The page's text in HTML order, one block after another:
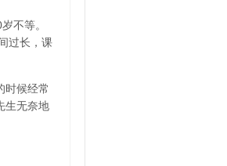
不等。
过长，课
时候经常
生无奈地